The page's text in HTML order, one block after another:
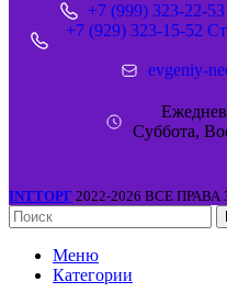
+7 (999) 323-22-
+7 (929) 323-15-52
evgeniy-
Суббота,
INTТОРГ 2022-2026 ВСЕ
Меню
Категории